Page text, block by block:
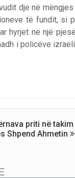
dje në
të fundit, si
hyrjet në një
i policëve
priti në
Shpend Ahmetin